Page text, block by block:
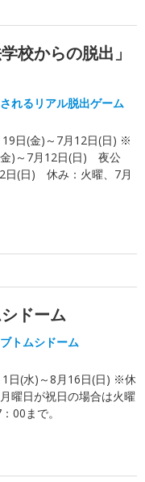
校からの脱出」
れるリアル脱出ゲーム
日(金)～7月12日(日) ※
)～7月12日(日) 夜公
日(日) 休み：火曜、7月
ドーム
トムシドーム
1日(水)～8月16日(日) ※休
曜日が祝日の場合は火曜
00まで。